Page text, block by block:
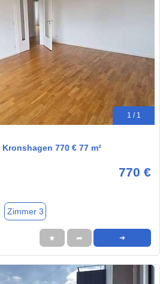
1 / 1
770 € 77 m²
770 €
Zimmer 3
★ ➦ ➜